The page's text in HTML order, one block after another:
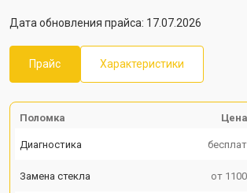
Дата обновления прайса: 17.07.2026
Прайс Характеристики
Поломка Цена
Диагностика
Замена стекла от